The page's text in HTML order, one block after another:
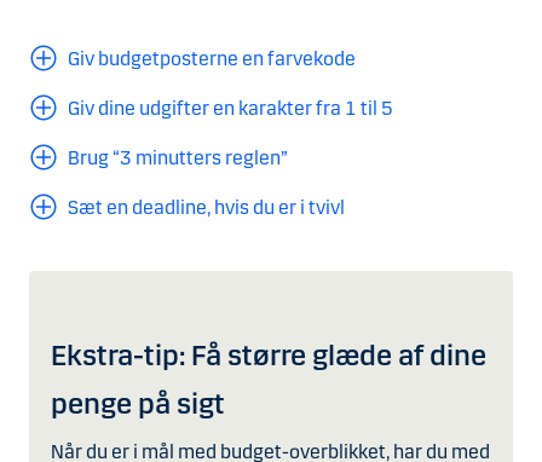
Giv budgetposterne en farvekode
Giv dine udgifter en karakter fra 1 til 5
Brug “3 minutters reglen”
Sæt en deadline, hvis du er i tvivl
Ekstra-tip: Få større glæde af dine
penge på sigt
Når du er i mål med budget-overblikket, har du med